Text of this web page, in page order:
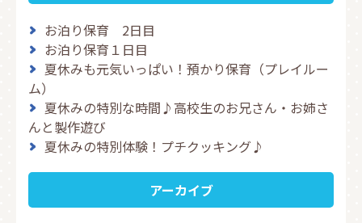
お泊り保育 2日目
お泊り保育１日目
夏休みも元気いっぱい！預かり保育（プレイルー
ム）
夏休みの特別な時間♪高校生のお兄さん・お姉さ
んと製作遊び
夏休みの特別体験！プチクッキング♪
アーカイブ